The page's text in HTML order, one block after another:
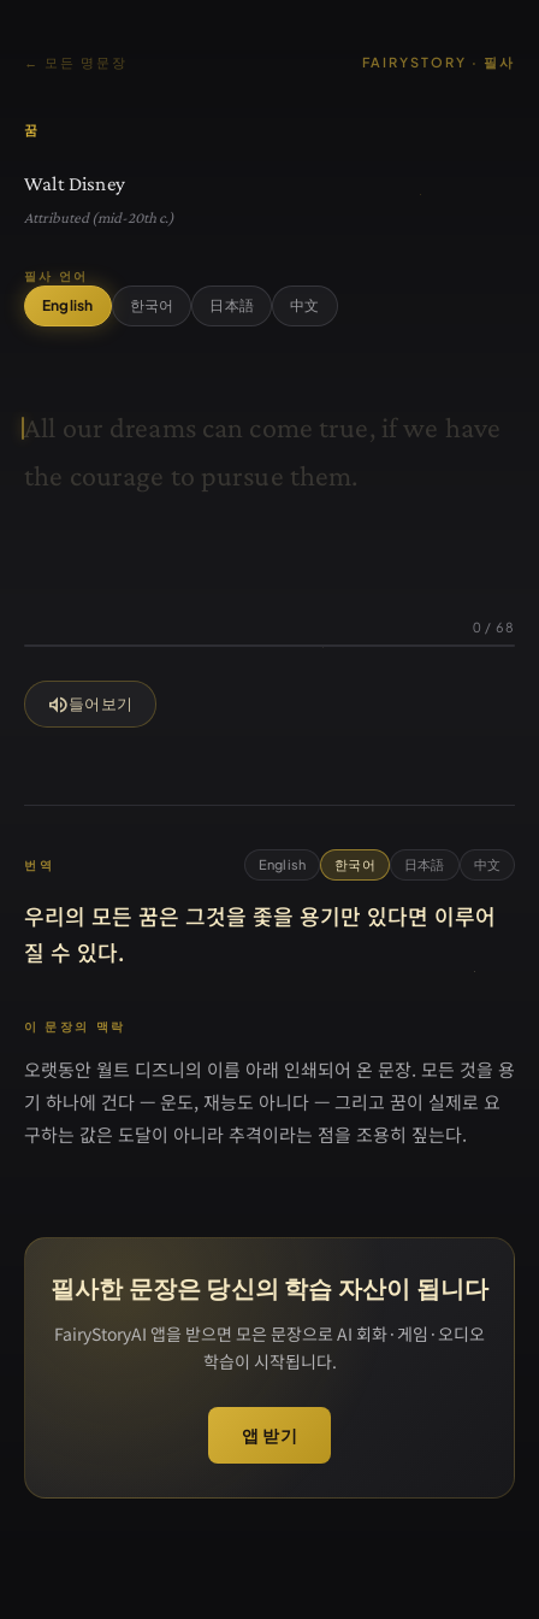
← 모든 명문장 FAIRYSTORY · 필사
꿈
Walt Disney
Attributed (mid-20th c.)
필사 언어
English 한국어 日本語 中文
All our dreams can come true, ifwe have
the courage to pursue them.
0 /68
volume_up들어보기
번역 English 한국어 日本語 中文
우리의 모든 꿈은 그것을 좇을 용기만 있다면 이루어
질 수 있다.
이 문장의 맥락
오랫동안 월트 디즈니의 이름 아래 인쇄되어 온 문장. 모든 것을 용
기 하나에 건다 — 운도, 재능도 아니다 — 그리고 꿈이 실제로 요
구하는 값은 도달이 아니라 추격이라는 점을 조용히 짚는다.
필사한 문장은 당신의 학습 자산이 됩니다
FairyStoryAI 앱을 받으면 모은 문장으로 AI 회화·게임·오디오
학습이 시작됩니다.
앱 받기